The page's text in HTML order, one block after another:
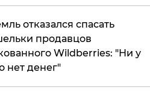
отказался спасать
продавцов
Wildberries: "Ни у
нет денег"